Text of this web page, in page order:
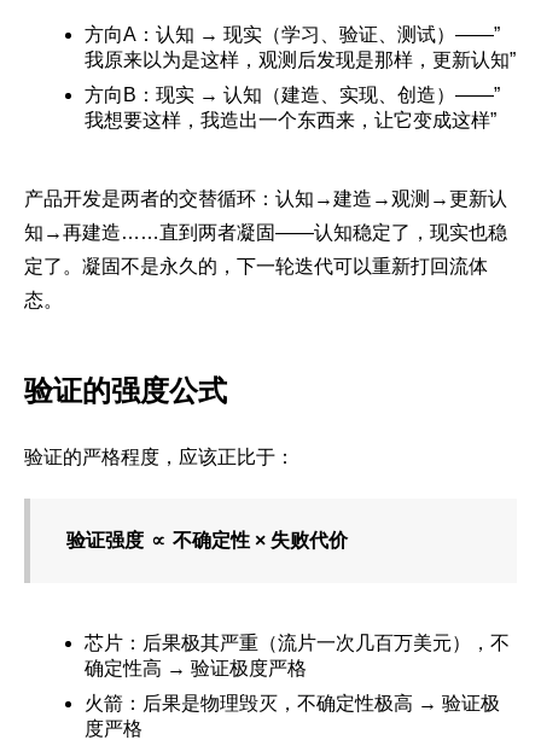
方向A：认知 → 现实（学习、验证、测试）——”
我原来以为是这样，观测后发现是那样，更新认知”
方向B：现实 → 认知（建造、实现、创造）——”
我想要这样，我造出一个东西来，让它变成这样”
产品开发是两者的交替循环：认知→建造→观测→更新认
知→再建造……直到两者凝固——认知稳定了，现实也稳
定了。凝固不是永久的，下一轮迭代可以重新打回流体
态。
验证的强度公式
验证的严格程度，应该正比于：
验证强度 ∝ 不确定性 × 失败代价
芯片：后果极其严重（流片一次几百万美元），不
确定性高 → 验证极度严格
火箭：后果是物理毁灭，不确定性极高 → 验证极
度严格